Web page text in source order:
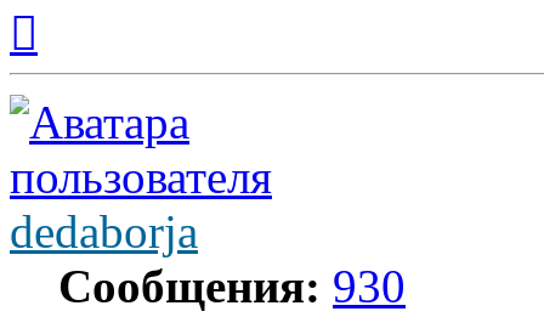
началу
dedaborja
Сообщения: 930